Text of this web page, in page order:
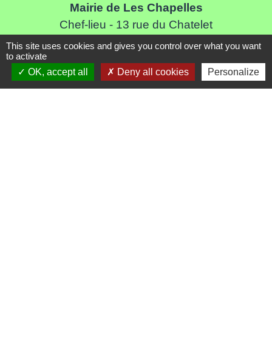
Mairie de Les Chapelles
Chef-lieu - 13 rue du Chatelet
73700 Les Chapelles - FRANCE
Contact par formulaire
This site uses cookies and gives you control over what you want
to activate
OK, accept all
Deny all cookies Personalize